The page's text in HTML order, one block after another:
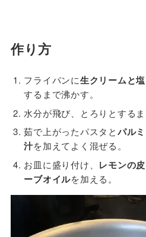
作り方
フライパンに生クリームと
するまで沸かす。
水分が飛び、とろりとするま
茹で上がったパスタとパル
汁を加えてよく混ぜる。
お皿に盛り付け、 レモンの
ーブオイルを加える。